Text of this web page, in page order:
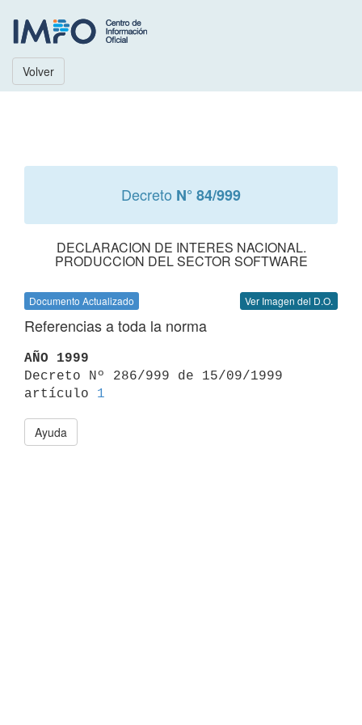
Volver
Decreto N° 84/999
DECLARACION DE INTERES NACIONAL.
PRODUCCION DEL SECTOR SOFTWARE
Documento Actualizado Ver Imagen del D.O.
Referencias a toda la norma
AÑO 1999
Decreto Nº 286/999 de 15/09/1999
artículo 1
Ayuda